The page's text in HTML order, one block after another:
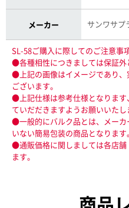
メーカー サンワサプ
SL-58ご購入に際してのご注意事
●各種相性につきましては保証外
●上記の画像はイメージであり、
ございます。
●上記仕様は参考仕様となりま
ていだだきますようお願いいたし
●一般的にバルク品とは、メー
いない簡易包装の商品となります。
●通販価格に関しましては各店
ます。